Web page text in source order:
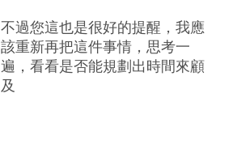
不過您這也是很好的提醒，我應
該重新再把這件事情，思考一
遍，看看是否能規劃出時間來顧
及